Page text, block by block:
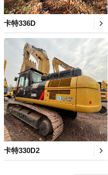
卡特336D
卡特330D2